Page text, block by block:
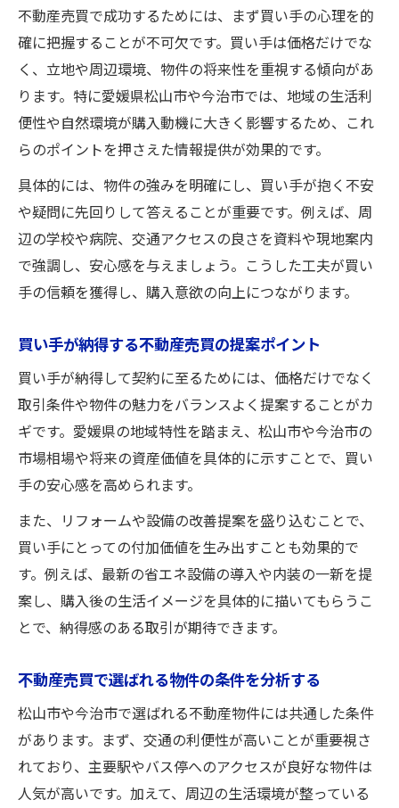
不動産売買で成功するためには、まず買い手の心理を的
確に把握することが不可欠です。買い手は価格だけでな
く、立地や周辺環境、物件の将来性を重視する傾向があ
ります。特に愛媛県松山市や今治市では、地域の生活利
便性や自然環境が購入動機に大きく影響するため、これ
らのポイントを押さえた情報提供が効果的です。
具体的には、物件の強みを明確にし、買い手が抱く不安
や疑問に先回りして答えることが重要です。例えば、周
辺の学校や病院、交通アクセスの良さを資料や現地案内
で強調し、安心感を与えましょう。こうした工夫が買い
手の信頼を獲得し、購入意欲の向上につながります。
買い手が納得する不動産売買の提案ポイント
買い手が納得して契約に至るためには、価格だけでなく
取引条件や物件の魅力をバランスよく提案することがカ
ギです。愛媛県の地域特性を踏まえ、松山市や今治市の
市場相場や将来の資産価値を具体的に示すことで、買い
手の安心感を高められます。
また、リフォームや設備の改善提案を盛り込むことで、
買い手にとっての付加価値を生み出すことも効果的で
す。例えば、最新の省エネ設備の導入や内装の一新を提
案し、購入後の生活イメージを具体的に描いてもらうこ
とで、納得感のある取引が期待できます。
不動産売買で選ばれる物件の条件を分析する
松山市や今治市で選ばれる不動産物件には共通した条件
があります。まず、交通の利便性が高いことが重要視さ
れており、主要駅やバス停へのアクセスが良好な物件は
人気が高いです。加えて、周辺の生活環境が整っている